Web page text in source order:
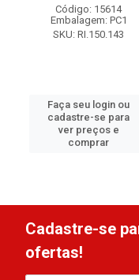
Código: 15614
Embalagem: PC1
SKU: RI.150.143
Faça seu login ou
cadastre-se para
ver preços e
comprar
Cadastre-se
ofertas!